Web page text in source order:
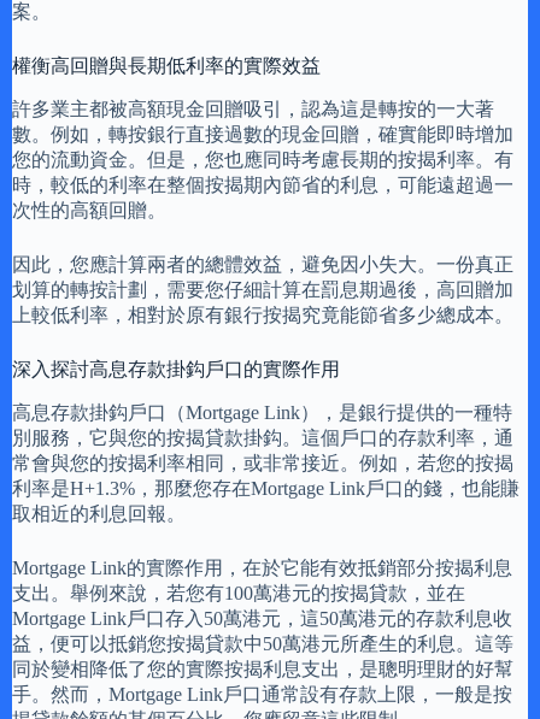
案。
權衡高回贈與長期低利率的實際效益
許多業主都被高額現金回贈吸引，認為這是轉按的一大著
數。例如，轉按銀行直接過數的現金回贈，確實能即時增加
您的流動資金。但是，您也應同時考慮長期的按揭利率。有
時，較低的利率在整個按揭期內節省的利息，可能遠超過一
次性的高額回贈。
因此，您應計算兩者的總體效益，避免因小失大。一份真正
划算的轉按計劃，需要您仔細計算在罰息期過後，高回贈加
上較低利率，相對於原有銀行按揭究竟能節省多少總成本。
深入探討高息存款掛鈎戶口的實際作用
高息存款掛鈎戶口（Mortgage Link），是銀行提供的一種特
別服務，它與您的按揭貸款掛鈎。這個戶口的存款利率，通
常會與您的按揭利率相同，或非常接近。例如，若您的按揭
利率是H+1.3%，那麼您存在Mortgage Link戶口的錢，也能賺
取相近的利息回報。
Mortgage Link的實際作用，在於它能有效抵銷部分按揭利息
支出。舉例來說，若您有100萬港元的按揭貸款，並在
Mortgage Link戶口存入50萬港元，這50萬港元的存款利息收
益，便可以抵銷您按揭貸款中50萬港元所產生的利息。這等
同於變相降低了您的實際按揭利息支出，是聰明理財的好幫
手。然而，Mortgage Link戶口通常設有存款上限，一般是按